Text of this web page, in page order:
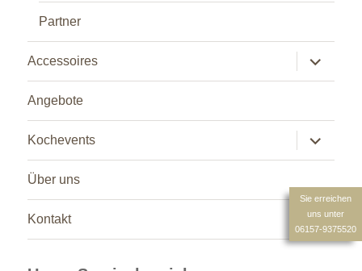
Partner
Accessoires
anzeigen
Angebote
Kochevents
anzeigen
Über uns
Kontakt
Sie erreichen
uns unter
06157-9375520